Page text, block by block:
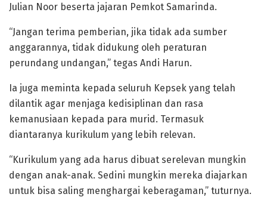
Julian Noor beserta jajaran Pemkot Samarinda.
“Jangan terima pemberian, jika tidak ada sumber
anggarannya, tidak didukung oleh peraturan
perundang undangan,” tegas Andi Harun.
Ia juga meminta kepada seluruh Kepsek yang telah
dilantik agar menjaga kedisiplinan dan rasa
kemanusiaan kepada para murid. Termasuk
diantaranya kurikulum yang lebih relevan.
“Kurikulum yang ada harus dibuat serelevan mungkin
dengan anak-anak. Sedini mungkin mereka diajarkan
untuk bisa saling menghargai keberagaman,” tuturnya.